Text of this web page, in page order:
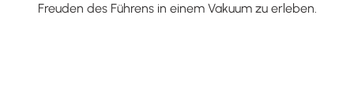
Freuden des Führens in einem Vakuum zu erleben.